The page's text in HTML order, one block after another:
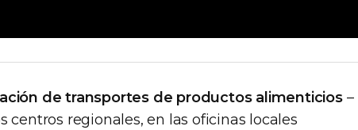
de transportes de productos alimenticios–
centros regionales, en las oficinas locales